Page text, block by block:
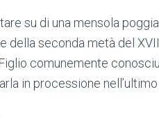
su di una mensola
della seconda metà del
comunemente
in processione